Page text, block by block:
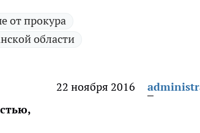
от прокура
области
22 ноября 2016